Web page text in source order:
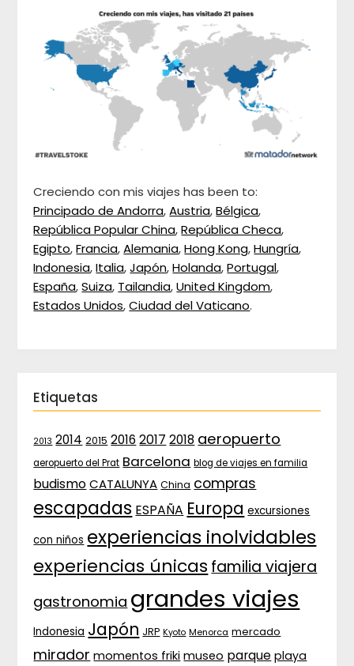
Creciendo con mis viajes has been to:
Principado de Andorra,Austria,Bélgica,
República Popular China,República Checa,
Egipto,Francia,Alemania,Hong Kong,Hungría,
Indonesia,Italia,Japón,Holanda,Portugal,
España,Suiza, Tailandia,United Kingdom,
Estados Unidos,Ciudad del Vaticano.
Etiquetas
2013 2014 2015 2016 2017 2018 aeropuerto
aeropuerto del Prat Barcelona blog de viajes en familia
budismo CATALUNYA China compras
escapadas ESPAÑA Europa excursiones
con niños experiencias inolvidables
experiencias únicas familia viajera
gastronomia grandes viajes
Indonesia Japón JRP Kyoto Menorca mercado
mirador momentos friki museo parque playa